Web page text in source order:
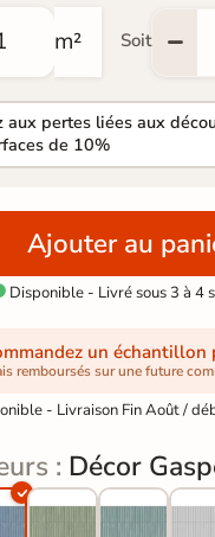
m² Soit
aux pertes liées aux
de 10%
Ajouter au
Disponible - Livré sous 3 à 4
un échantillon
remboursés sur une future
- Livraison Fin Août /
: Décor